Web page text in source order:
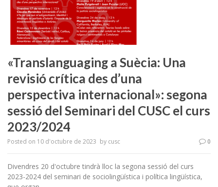
«Translanguaging a Suècia: Una
revisió crítica des d’una
perspectiva internacional»: segona
sessió del Seminari del CUSC el curs
2023/2024
Posted on 10 d'octubre de 2023 by cusc 0
Divendres 20 d'octubre tindrà lloc la segona sessió del curs
2023-2024 del seminari de sociolingüística i política lingüística,